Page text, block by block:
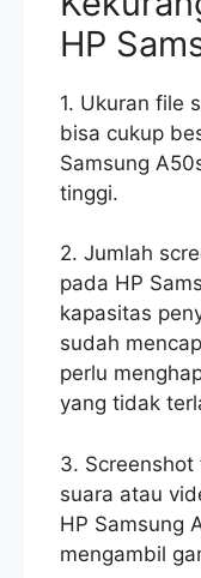
HP
1. Ukuran file
bisa cukup
Samsung
tinggi.
2. Jumlah
pada HP
kapasitas
sudah
perlu
yang tidak
3.
suara atau
HP Samsung
mengambil